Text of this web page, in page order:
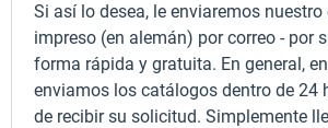
Si así lo desea, le enviaremos
impreso (en alemán) por correo - por
forma rápida y gratuita. En general,
enviamos los catálogos dentro de 24
de recibir su solicitud. Simplemente